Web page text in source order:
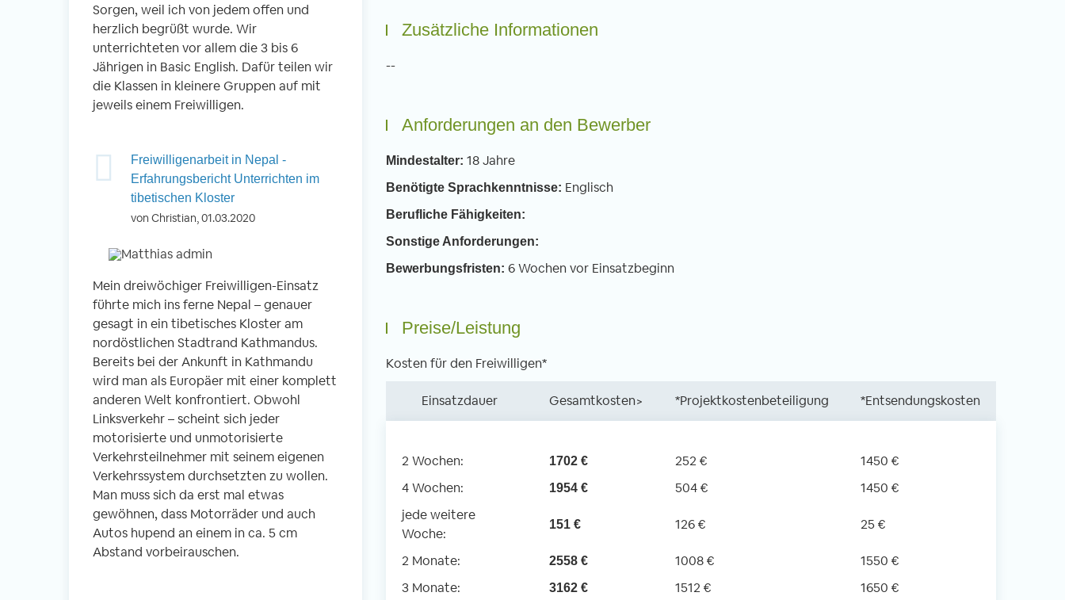
Sorgen, weil ich von jedem offen und
herzlich begrüßt wurde. Wir
unterrichteten vor allem die 3 bis 6
Jährigen in Basic English. Dafür teilen wir
die Klassen in kleinere Gruppen auf mit
jeweils einem Freiwilligen.
Freiwilligenarbeit in Nepal -
Erfahrungsbericht Unterrichten im
tibetischen Kloster
von Christian, 01.03.2020
Mein dreiwöchiger Freiwilligen-Einsatz
führte mich ins ferne Nepal – genauer
gesagt in ein tibetisches Kloster am
nordöstlichen Stadtrand Kathmandus.
Bereits bei der Ankunft in Kathmandu
wird man als Europäer mit einer komplett
anderen Welt konfrontiert. Obwohl
Linksverkehr – scheint sich jeder
motorisierte und unmotorisierte
Verkehrsteilnehmer mit seinem eigenen
Verkehrssystem durchsetzten zu wollen.
Man muss sich da erst mal etwas
gewöhnen, dass Motorräder und auch
Autos hupend an einem in ca. 5 cm
Abstand vorbeirauschen.
Zusätzliche Informationen
--
Anforderungen an den Bewerber
Mindestalter: 18 Jahre
Benötigte Sprachkenntnisse: Englisch
Berufliche Fähigkeiten:
Sonstige Anforderungen:
Bewerbungsfristen: 6 Wochen vor Einsatzbeginn
Preise/Leistung
Kosten für den Freiwilligen*
Einsatzdauer Gesamtkosten> *Projektkostenbeteiligung *Entsendungskosten
2 Wochen: 1702 € 252 €
1450 €
4 Wochen:
1954 € 504 €
1450 €
jede weitere
Woche:
151 € 126 € 25 €
2 Monate: 2558 € 1008 €
1550 €
3 Monate:
3162 € 1512 € 1650 €